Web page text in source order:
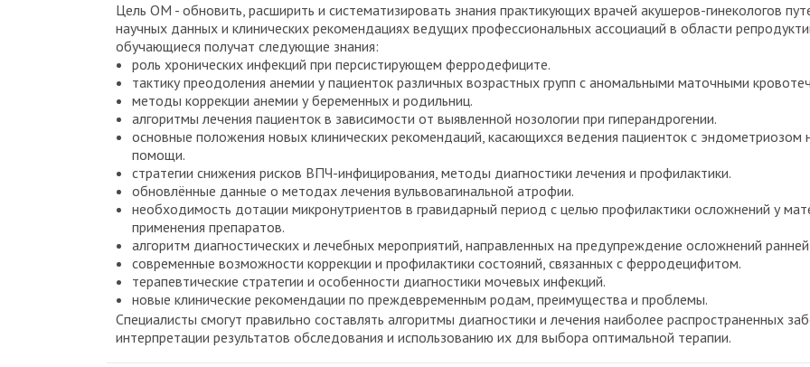
Цель ОМ - обновить, расширить и систематизировать знания практикующих врачей акушеров-гинекологов
научных данных и клинических рекомендациях ведущих профессиональных ассоциаций в области
обучающиеся получат следующие знания:
роль хронических инфекций при персистирующем ферродефиците.
тактику преодоления анемии у пациенток различных возрастных групп с аномальными маточными
методы коррекции анемии у беременных и родильниц.
алгоритмы лечения пациенток в зависимости от выявленной нозологии при гиперандрогении.
основные положения новых клинических рекомендаций, касающихся ведения пациенток с эндометриозом
помощи.
стратегии снижения рисков ВПЧ-инфицирования, методы диагностики лечения и профилактики.
обновлённые данные о методах лечения вульвовагинальной атрофии.
необходимость дотации микронутриентов в гравидарный период с целью профилактики осложнений у
применения препаратов.
алгоритм диагностических и лечебных мероприятий, направленных на предупреждение осложнений
современные возможности коррекции и профилактики состояний, связанных с ферродецифитом.
терапевтические стратегии и особенности диагностики мочевых инфекций.
новые клинические рекомендации по преждевременным родам, преимущества и проблемы.
Специалисты смогут правильно составлять алгоритмы диагностики и лечения наиболее распространенных
интерпретации результатов обследования и использованию их для выбора оптимальной терапии.